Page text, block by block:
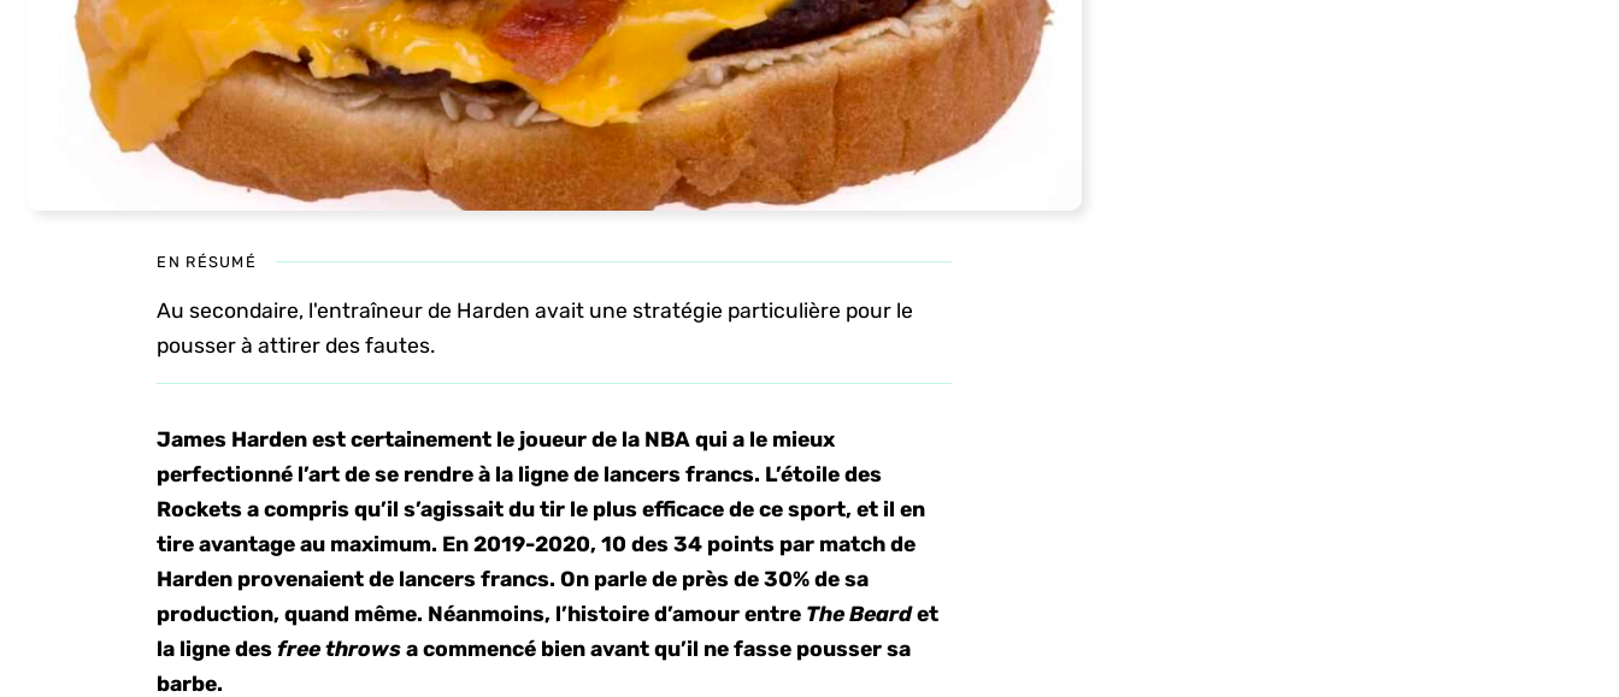
EN RÉSUMÉ
Au secondaire, l'entraîneur de Harden avait une stratégie particulière pour le
pousser à attirer des fautes.
James Harden est certainement le joueur de la NBA qui a le mieux
perfectionné l’art de se rendre à la ligne de lancers francs. L’étoile des
Rockets a compris qu’il s’agissait du tir le plus efficace de ce sport, et il en
tire avantage au maximum. En 2019-2020, 10 des 34 points par match de
Harden provenaient de lancers francs. On parle de près de 30% de sa
production, quand même. Néanmoins, l’histoire d’amour entre The Beardet
la ligne desfree throwsa commencé bien avant qu’il ne fasse pousser sa
barbe.